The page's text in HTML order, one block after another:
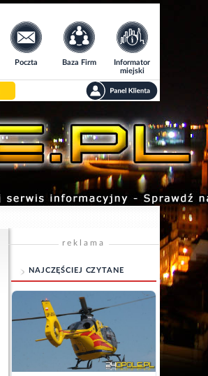
Poczta Baza Firm
Informator
miejski
reklama
NAJCZĘŚCIEJ CZYTANE